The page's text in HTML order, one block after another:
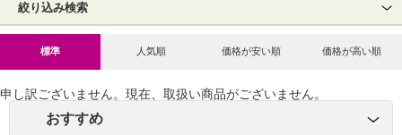
絞り込み検索
標準 人気順 価格が安い順 価格が高い順
申し訳ございません。現在、取扱い商品がございません。
おすすめ